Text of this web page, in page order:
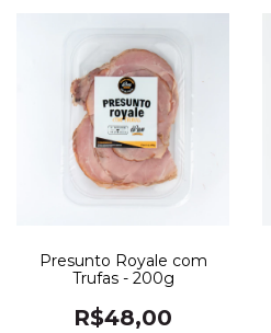
Presunto Royale com
Trufas - 200g
R$48,00